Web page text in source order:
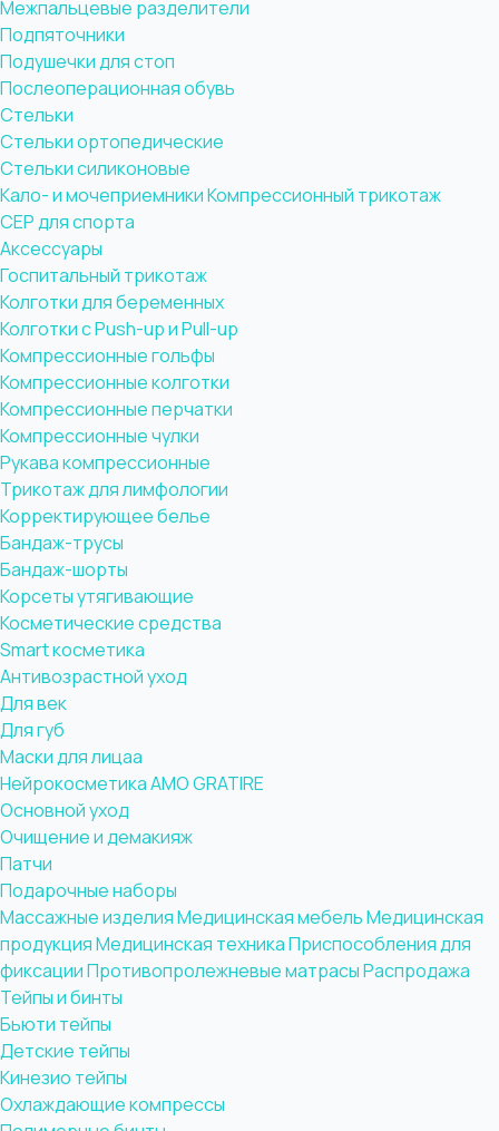
Межпальцевые разделители
Подпяточники
Подушечки для стоп
Послеоперационная обувь
Стельки
Стельки ортопедические
Стельки силиконовые
Кало- и мочеприемникиКомпрессионный трикотаж
CEP для спорта
Аксессуары
Госпитальный трикотаж
Колготки для беременных
Колготки с Push-up и Pull-up
Компрессионные гольфы
Компрессионные колготки
Компрессионные перчатки
Компрессионные чулки
Рукава компрессионные
Трикотаж для лимфологии
Корректирующее белье
Бандаж-трусы
Бандаж-шорты
Корсеты утягивающие
Косметические средства
Smart косметика
Антивозрастной уход
Для век
Для губ
Маски для лицаа
Нейрокосметика AMO GRATIRE
Основной уход
Очищение и демакияж
Патчи
Подарочные наборы
Массажные изделияМедицинская мебельМедицинская
продукцияМедицинская техникаПриспособления для
фиксацииПротивопролежневые матрасыРаспродажа
Тейпы и бинты
Бьюти тейпы
Детские тейпы
Кинезио тейпы
Охлаждающие компрессы